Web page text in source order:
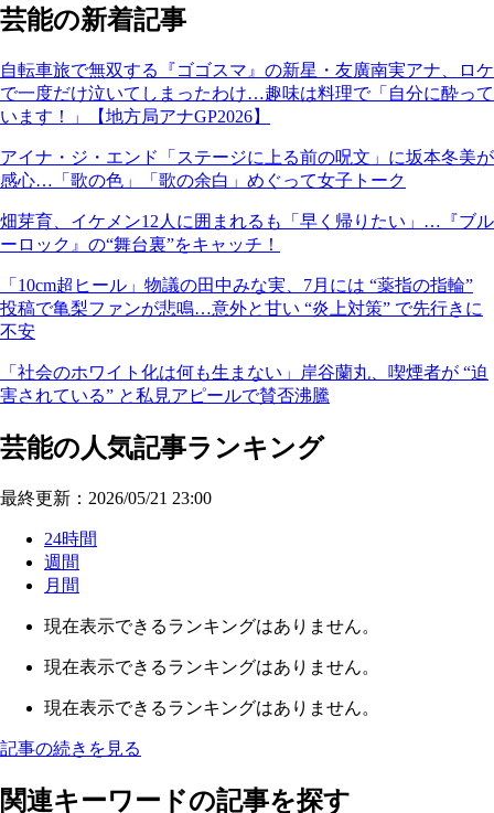
芸能の新着記事
自転車旅で無双する『ゴゴスマ』の新星・友廣南実アナ、ロケ
で一度だけ泣いてしまったわけ…趣味は料理で「自分に酔って
います！」【地方局アナGP2026】
アイナ・ジ・エンド「ステージに上る前の呪文」に坂本冬美が
感心…「歌の色」「歌の余白」めぐって女子トーク
畑芽育、イケメン12人に囲まれるも「早く帰りたい」…『ブル
ーロック』の“舞台裏”をキャッチ！
「10cm超ヒール」物議の田中みな実、7月には “薬指の指輪”
投稿で亀梨ファンが悲鳴…意外と甘い “炎上対策” で先行きに
不安
「社会のホワイト化は何も生まない」岸谷蘭丸、喫煙者が “迫
害されている” と私見アピールで賛否沸騰
芸能の人気記事ランキング
最終更新：2026/05/21 23:00
24時間
週間
月間
現在表示できるランキングはありません。
現在表示できるランキングはありません。
現在表示できるランキングはありません。
記事の続きを見る
関連キーワードの記事を探す